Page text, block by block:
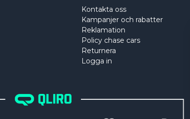
Kontakta oss
Kampanjer och rabatter
Reklamation
Policy chase cars
Returnera
Logga in